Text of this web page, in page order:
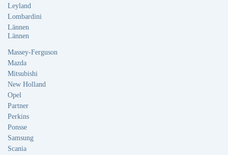
Leyland
Lombardini
Lännen
Lännen
Massey-Ferguson
Mazda
Mitsubishi
New Holland
Opel
Partner
Perkins
Ponsse
Samsung
Scania